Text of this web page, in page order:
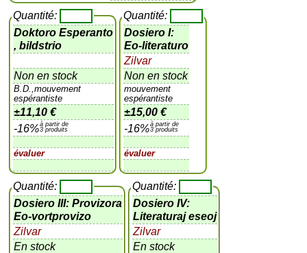
Quantité:
Doktoro Esperanto
, bildstrio
Non en stock
B.D.,mouvement
espérantiste
±11,10 €
-16%à partir de
3 produits
évaluer
Quantité:
Dosiero I:
Eo-literaturo
Zilvar
Non en stock
mouvement
espérantiste
±15,00 €
-16%à partir de
3 produits
évaluer
Quantité:
Dosiero III: Provizora
Eo-vortprovizo
Zilvar
En stock
Quantité:
Dosiero IV:
Literaturaj eseoj
Zilvar
En stock